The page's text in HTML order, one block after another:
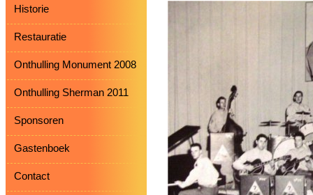
Historie
Restauratie
Onthulling Monument 2008
Onthulling Sherman 2011
Sponsoren
Gastenboek
Contact